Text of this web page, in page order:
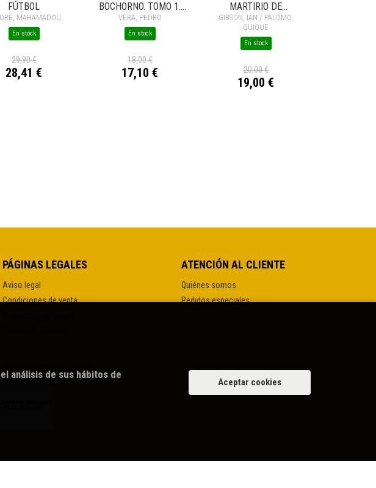
FÚTBOL
MAHAMADOU
En stock
29,90 €
28,41 €
BOCHORNO. TOMO 1.
POLÍTICA NACIONAL
VERA, PEDRO
En stock
18,00 €
17,10 €
MARTIRIO DE
FEDERICO GARCÍA
LORCA
GIBSON, IAN / PALOMO,
QUIQUE
En stock
20,00 €
19,00 €
PÁGINAS LEGALES
Aviso legal
Condiciones de venta
ATENCIÓN AL CLIENTE
Quiénes somos
Pedidos especiales
análisis de sus hábitos de
Aceptar cookies